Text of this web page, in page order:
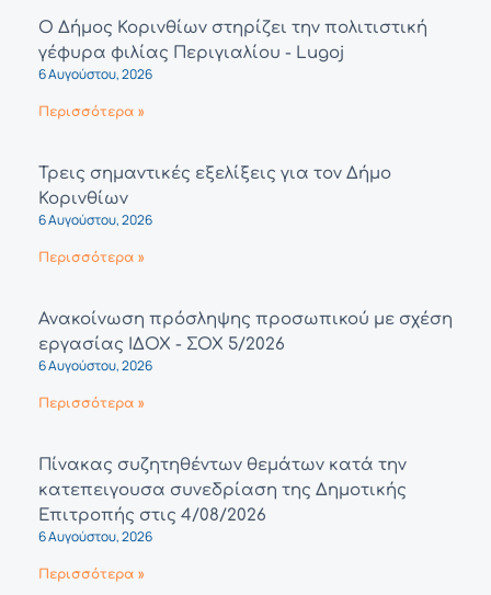
Ο Δήμος Κορινθίων στηρίζει την πολιτιστική
γέφυρα φιλίας Περιγιαλίου - Lugoj
6 Αυγούστου, 2026
Περισσότερα »
Τρεις σημαντικές εξελίξεις για τον Δήμο
Κορινθίων
6 Αυγούστου, 2026
Περισσότερα »
Ανακοίνωση πρόσληψης προσωπικού με σχέση
εργασίας ΙΔΟΧ - ΣΟΧ 5/2026
6 Αυγούστου, 2026
Περισσότερα »
Πίνακας συζητηθέντων θεμάτων κατά την
κατεπειγουσα συνεδρίαση της Δημοτικής
Επιτροπής στις 4/08/2026
6 Αυγούστου, 2026
Περισσότερα »